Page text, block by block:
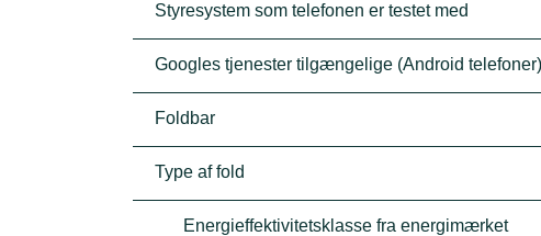
Styresystem som telefonen er testet med
Googles tjenester tilgængelige (Android
Foldbar
Type af fold
Energieffektivitetsklasse fra energimærket